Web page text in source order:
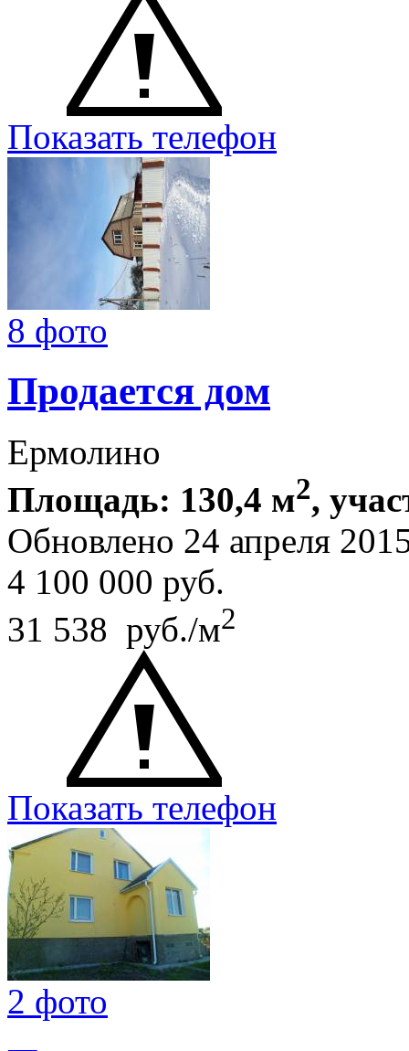
Показать телефон
8 фото
Продается дом
Ермолино
Площадь: 130,4 м2,
Обновлено 24 апреля
4 100 000 руб.
31 538 руб./м2
Показать телефон
2 фото